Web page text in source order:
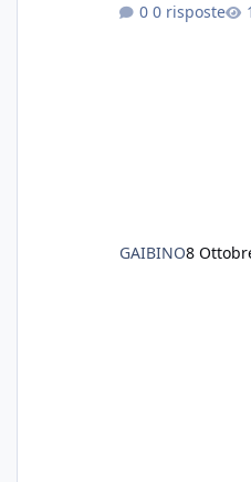
cardinali, e tre
0 risposte
GAIBINO8